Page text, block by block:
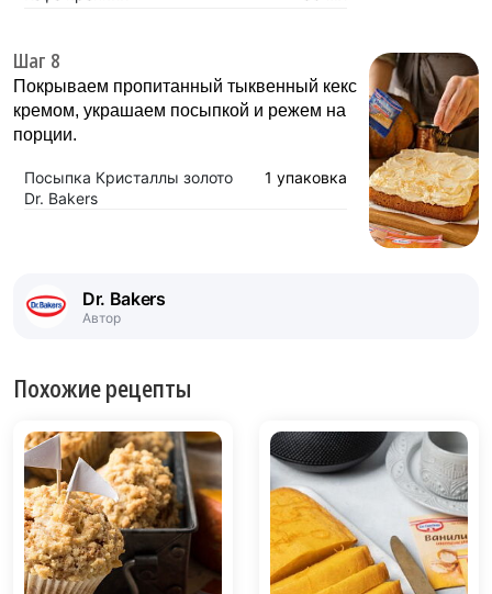
Шаг 8
Покрываем пропитанный тыквенный кекс
кремом, украшаем посыпкой и режем на
порции.
Посыпка Кристаллы золото
Dr. Bakers
1 упаковка
Dr. Bakers
Автор
Похожие рецепты